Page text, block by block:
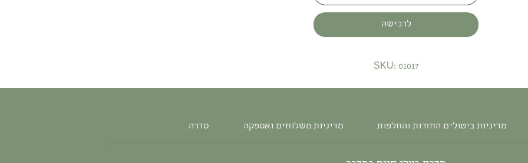
לרכישה
SKU: 01017
סדרה מדיניות משלוחים ואספקה מדיניות ביטולים החזרות והחלפות